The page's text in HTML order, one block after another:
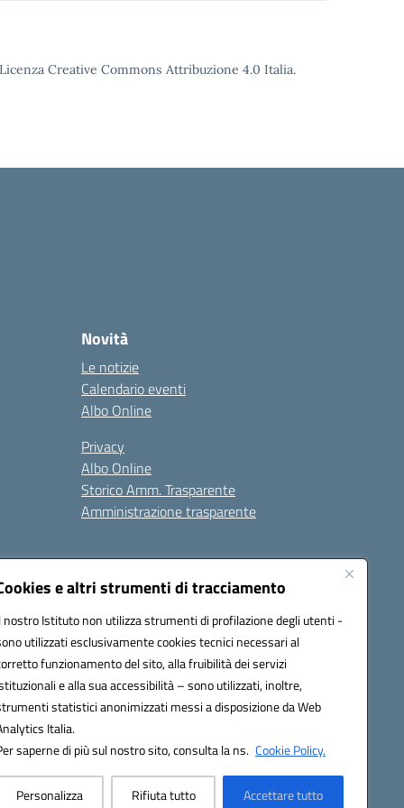
e altri strumenti di tracciamento
nostro Istituto non utilizza strumenti di profilazione degli utenti -
utilizzati esclusivamente cookies tecnici necessari al
funzionamento del sito, alla fruibilità dei servizi
e alla sua accessibilità – sono utilizzati, inoltre,
statistici anonimizzati messi a disposizione da Web
Italia.
saperne di più sul nostro sito, consulta la ns. Cookie Policy.
Personalizza Rifiuta tutto Accettare tutto
Creative Commons Attribuzione 4.0 Italia.
Novità
Le notizie
Calendario eventi
Albo Online
Privacy
Albo Online
Storico Amm. Trasparente
Amministrazione trasparente